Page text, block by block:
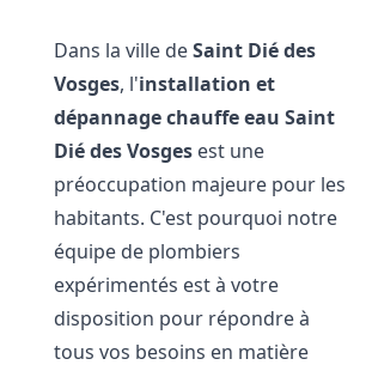
Dans la ville deSaint Dié des
Vosges, l'installation et
dépannage chauffe eau Saint
Dié des Vosges est une
préoccupation majeure pour les
habitants. C'est pourquoi notre
équipe de plombiers
expérimentés est à votre
disposition pour répondre à
tous vos besoins en matière